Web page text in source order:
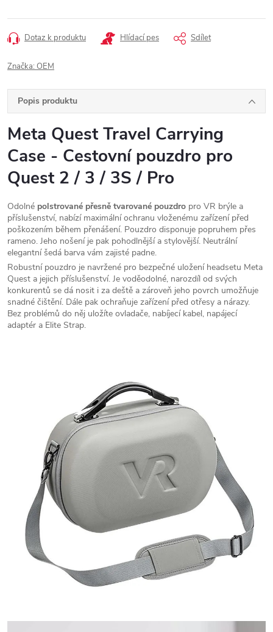
cena:
Dotaz k produktu Hlídací pes Sdílet
Značka: OEM
Popis produktu
Meta Quest Travel Carrying
Case - Cestovní pouzdro pro
Quest 2 / 3 / 3S / Pro
Odolné polstrované přesně tvarované pouzdro pro VR brýle a
příslušenství, nabízí maximální ochranu vloženému zařízení před
poškozením během přenášení. Pouzdro disponuje popruhem přes
rameno. Jeho nošení je pak pohodlnější a stylovější. Neutrální
elegantní šedá barva vám zajisté padne.
Robustní pouzdro je navržené pro bezpečné uložení headsetu Meta
Quest a jejich příslušenství. Je voděodolné, narozdíl od svých
konkurentů se dá nosit i za deště a zároveň jeho povrch umožňuje
snadné čištění. Dále pak ochraňuje zařízení před otřesy a nárazy.
Bez problémů do něj uložíte ovladače, nabíjecí kabel, napájecí
adaptér a Elite Strap.